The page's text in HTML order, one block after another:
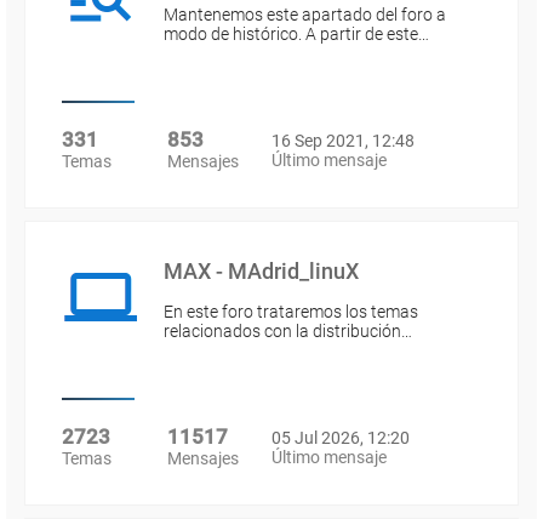
Mantenemos este apartado del foro a
modo de histórico. A partir de este…
331
Temas
853
Mensajes
16 Sep 2021, 12:48
Último mensaje
MAX - MAdrid_linuX
En este foro trataremos los temas
relacionados con la distribución…
2723
Temas
11517
Mensajes
05 Jul 2026, 12:20
Último mensaje